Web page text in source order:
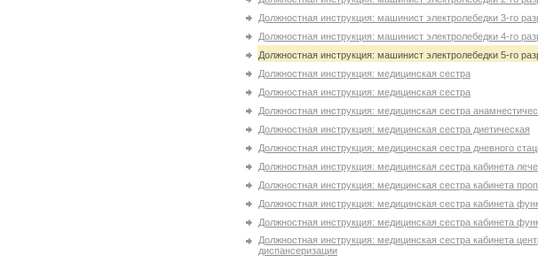
Должностная инструкция: машинист электролебедки 3-го
Должностная инструкция: машинист электролебедки 4-го
Должностная инструкция: машинист электролебедки 5-го
Должностная инструкция: медицинская сестра
Должностная инструкция: медицинская сестра
Должностная инструкция: медицинская сестра
Должностная инструкция: медицинская сестра диетическая
Должностная инструкция: медицинская сестра дневного
Должностная инструкция: медицинская сестра кабинета
Должностная инструкция: медицинская сестра кабинета
Должностная инструкция: медицинская сестра кабинета
Должностная инструкция: медицинская сестра кабинета
Должностная инструкция: медицинская сестра кабинета
диспансеризации